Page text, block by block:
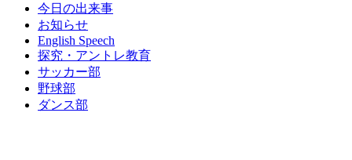
今日の出来事
お知らせ
English Speech
探究・アントレ教育
サッカー部
野球部
ダンス部